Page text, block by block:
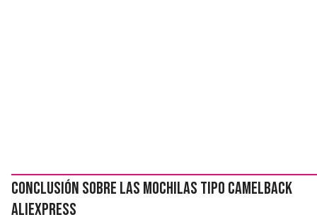
Conclusión sobre las mochilas tipo camelback
AliExpress